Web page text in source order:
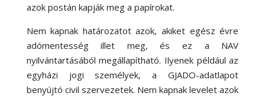
azok postán kapják meg a papírokat.
Nem kapnak határozatot azok, akiket egész évre
adómentesség illet meg, és ez a NAV
nyilvántartásából megállapítható. Ilyenek például az
egyházi jogi személyek, a GJADO-adatlapot
benyújtó civil szervezetek. Nem kapnak levelet azok